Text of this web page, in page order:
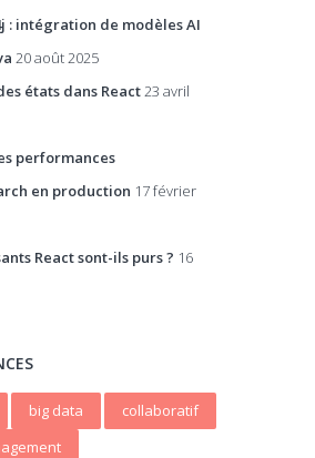
: intégration de modèles AI
20 août 2025
états dans React23 avril
performances
en production 17 février
React sont-ils purs ? 16
big data
collaboratif